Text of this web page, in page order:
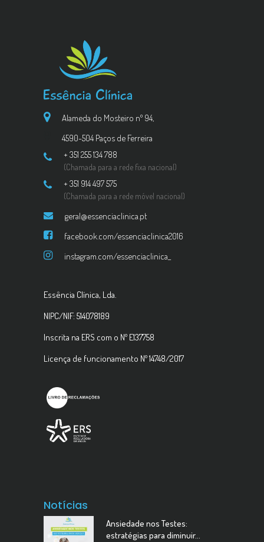
Alameda do Mosteiro nº 94,
4590-504 Paços de Ferreira
+ 351 255 134 788
(Chamada para a rede fixa nacional)
+ 351 914 497 575
(Chamada para a rede móvel nacional)
geral@essenciaclinica.pt
facebook.com/essenciaclinica2016
instagram.com/essenciaclinica_
Essência Clínica, Lda.
NIPC/NIF: 514078189
Inscrita na ERS com o Nº E137758
Licença de funcionamento Nº 14748/2017
Notícias
Ansiedade nos Testes:
estratégias para diminuir…